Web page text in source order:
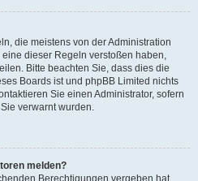
die meistens von der Administration
dieser Regeln verstoßen haben,
Bitte beachten Sie, dass dies die
Boards ist und phpBB Limited nichts
Sie einen Administrator, sofern
verwarnt wurden.
melden?
Berechtigungen vergeben hat,